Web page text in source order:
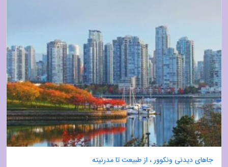
جاهای دیدنی ونکوور ، از طبیعت تا مدرنیته